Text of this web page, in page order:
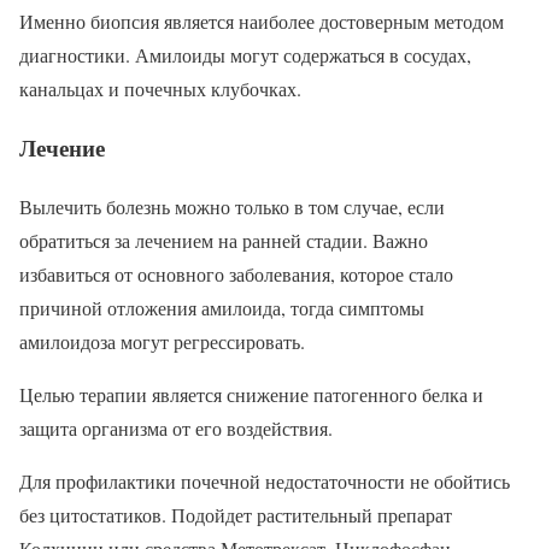
Именно биопсия является наиболее достоверным методом
диагностики. Амилоиды могут содержаться в сосудах,
канальцах и почечных клубочках.
Лечение
Вылечить болезнь можно только в том случае, если
обратиться за лечением на ранней стадии. Важно
избавиться от основного заболевания, которое стало
причиной отложения амилоида, тогда симптомы
амилоидоза могут регрессировать.
Целью терапии является снижение патогенного белка и
защита организма от его воздействия.
Для профилактики почечной недостаточности не обойтись
без цитостатиков. Подойдет растительный препарат